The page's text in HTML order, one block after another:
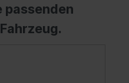
passenden